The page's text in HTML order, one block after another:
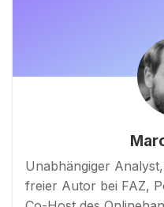
Unabhängiger
freier Autor bei FAZ,